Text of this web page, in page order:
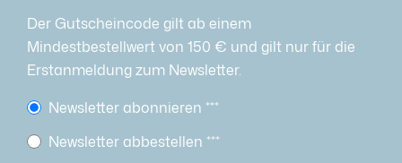
Der Gutscheincode gilt ab einem
Mindestbestellwert von 150 € und gilt nur für die
Erstanmeldung zum Newsletter.
Newsletter abonnieren ***
Newsletter abbestellen ***